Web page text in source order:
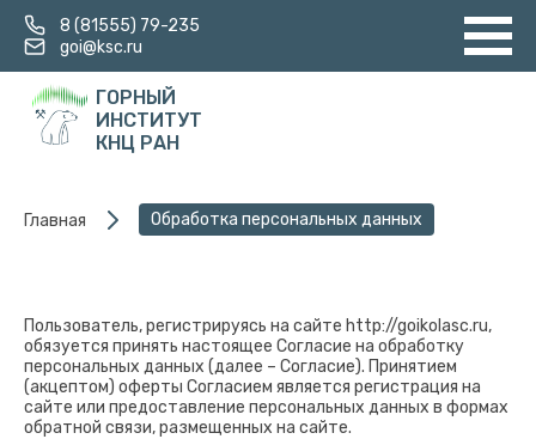
8 (81555) 79-235
goi@ksc.ru
ГОРНЫЙ
ИНСТИТУТ
КНЦ РАН
Главная Обработка персональных данных
Пользователь, регистрируясь на сайте http://goikolasc.ru,
обязуется принять настоящее Согласие на обработку
персональных данных (далее – Согласие). Принятием
(акцептом) оферты Согласием является регистрация на
сайте или предоставление персональных данных в формах
обратной связи, размещенных на сайте.